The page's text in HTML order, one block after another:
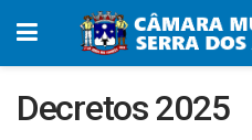
Decretos 2025